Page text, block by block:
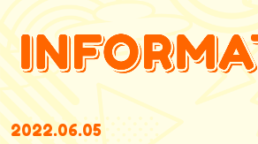
2022.06.05